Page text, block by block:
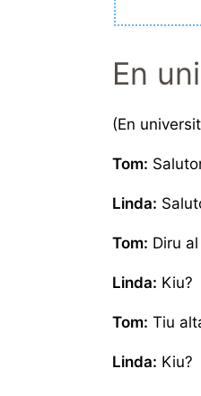
En
(En
Tom:
Linda:
Tom: Diru
Linda: Kiu?
Tom: Tiu
Linda: Kiu?